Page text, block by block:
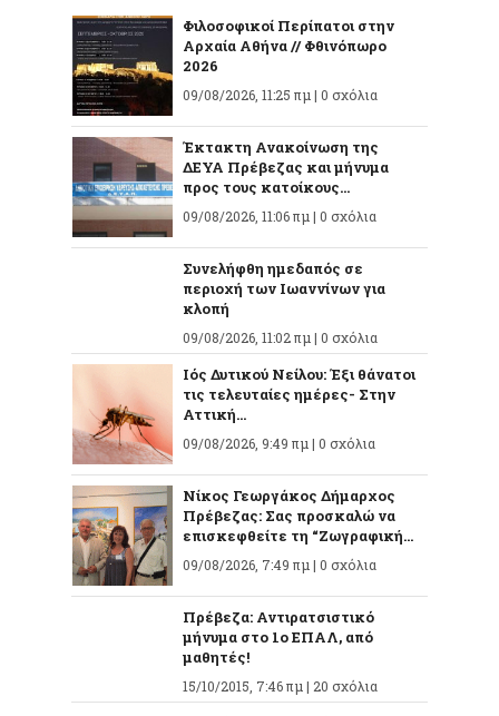
Φιλοσοφικοί Περίπατοι στην
Αρχαία Αθήνα // Φθινόπωρο
2026
09/08/2026, 11:25 πμ | 0 σχόλια
Έκτακτη Ανακοίνωση της
ΔΕΥΑ Πρέβεζας και μήνυμα
προς τους κατοίκους...
09/08/2026, 11:06 πμ | 0 σχόλια
Συνελήφθη ημεδαπός σε
περιοχή των Ιωαννίνων για
κλοπή
09/08/2026, 11:02 πμ | 0 σχόλια
Ιός Δυτικού Νείλου: Έξι θάνατοι
τις τελευταίες ημέρες- Στην
Αττική...
09/08/2026, 9:49 πμ | 0 σχόλια
Νίκος Γεωργάκος Δήμαρχος
Πρέβεζας: Σας προσκαλώ να
επισκεφθείτε τη “Ζωγραφική...
09/08/2026, 7:49 πμ | 0 σχόλια
Πρέβεζα: Αντιρατσιστικό
μήνυμα στο 1ο ΕΠΑΛ, από
μαθητές!
15/10/2015, 7:46 πμ | 20 σχόλια